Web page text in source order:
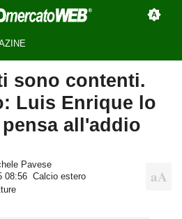
sono contenti.
Luis Enrique lo
all'addio
Pavese
08:56
Calcio estero